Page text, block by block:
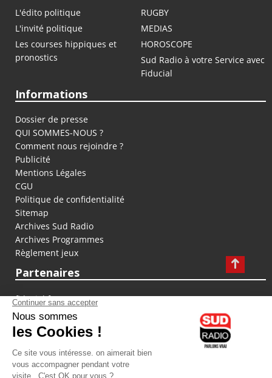
L'édito politique
RUGBY
L'invité politique
MEDIAS
Les courses hippiques et
pronostics
HOROSCOPE
Sud Radio à votre Service avec
Fiducial
Informations
Dossier de presse
QUI SOMMES-NOUS ?
Comment nous rejoindre ?
Publicité
Mentions Légales
CGU
Politique de confidentialité
Sitemap
Archives Sud Radio
Archives Programmes
Règlement jeux
Partenaires
fiducial.fr
lyoncapitale.fr
olympique-et-lyonnais.com
L'application Iphone / Android